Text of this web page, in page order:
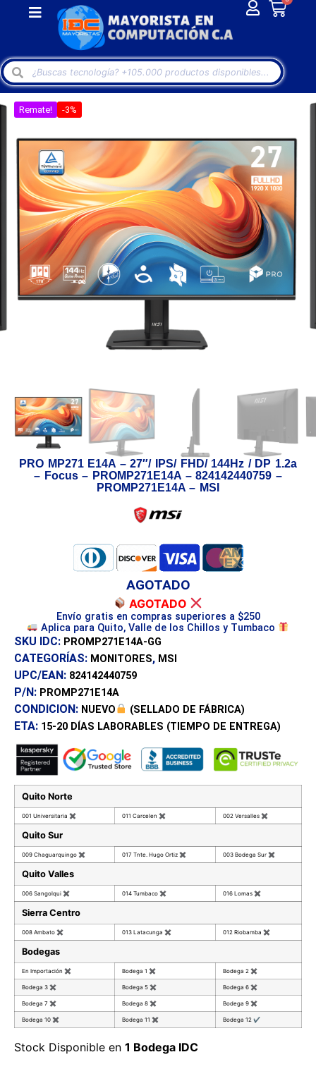
Remate! -3%
PRO MP271 E14A – 27″/ IPS/ FHD/ 144Hz / DP 1.2a
– Focus – PROMP271E14A – 824142440759 –
PROMP271E14A – MSI
AGOTADO
AGOTADO
Envío gratis en compras superiores a $250
Aplica para Quito, Valle de los Chillos y Tumbaco
SKU IDC: PROMP271E14A-GG
CATEGORÍAS: MONITORES, MSI
UPC/EAN: 824142440759
P/N: PROMP271E14A
CONDICION: NUEVO (SELLADO DE FÁBRICA)
ETA: 15-20 DÍAS LABORABLES (TIEMPO DE ENTREGA)
Quito Norte
001 Universitaria ✖ 011 Carcelen ✖ 002 Versalles ✖
Quito Sur
009 Chaguarquingo ✖ 017 Tnte. Hugo Ortiz ✖ 003 Bodega Sur ✖
Quito Valles
006 Sangolqui ✖ 014 Tumbaco ✖ 016 Lomas ✖
Sierra Centro
008 Ambato ✖ 013 Latacunga ✖ 012 Riobamba ✖
Bodegas
En Importación ✖ Bodega 1 ✖ Bodega 2 ✖
Bodega 3 ✖ Bodega 5 ✖ Bodega 6 ✖
Bodega 7 ✖ Bodega 8 ✖ Bodega 9 ✖
Bodega 10 ✖ Bodega 11 ✖ Bodega 12 ✔
Stock Disponible en 1 Bodega IDC